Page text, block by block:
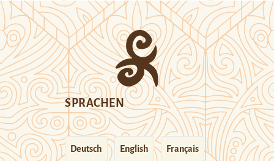
SPRACHEN
Deutsch English Français